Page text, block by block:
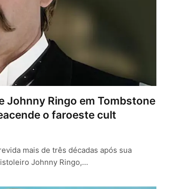
Johnny Ringo em Tombstone
o faroeste cult
mais de três décadas após sua
Johnny Ringo,…